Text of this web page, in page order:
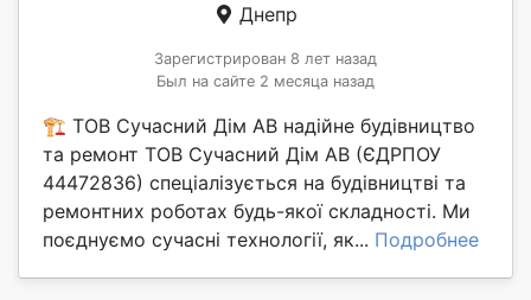
Днепр
Зарегистрирован 8 лет назад
Был на сайте 2 месяца назад
🏗️ ТОВ Сучасний Дім АВ надійне будівництво
та ремонт ТОВ Сучасний Дім АВ (ЄДРПОУ
44472836) спеціалізується на будівництві та
ремонтних роботах будь-якої складності. Ми
поєднуємо сучасні технології, як... Подробнее